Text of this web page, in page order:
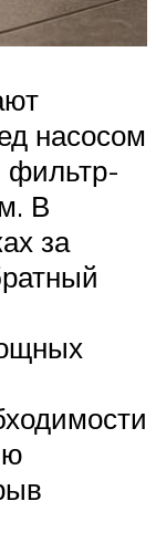
насосом
фильтр-
В
за